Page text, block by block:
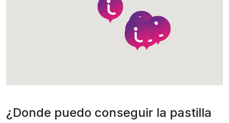
¿Donde puedo conseguir la pastilla